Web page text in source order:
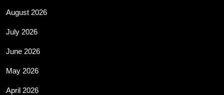
August 2026
July 2026
June 2026
May 2026
April 2026